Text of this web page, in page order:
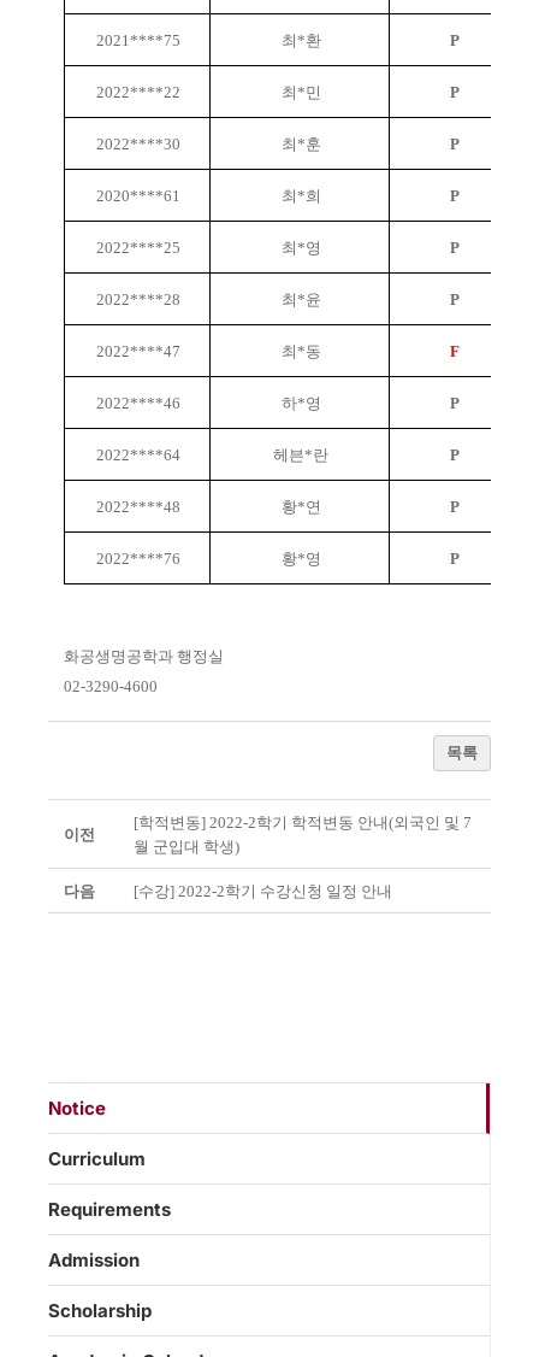
2021****75 최*환 P
2022****22 최*민 P
2022****30 최*훈 P
2020****61 최*희 P
2022****25 최*영 P
2022****28 최*윤 P
2022****47 최*동 F
2022****46 하*영 P
2022****64 헤븐*란 P
2022****48 황*연 P
2022****76 황*영 P
화공생명공학과 행정실
02-3290-4600
목록
이전
[학적변동] 2022-2학기 학적변동 안내(외국인 및 7
월 군입대 학생)
다음 [수강] 2022-2학기 수강신청 일정 안내
Notice
Curriculum
Requirements
Admission
Scholarship